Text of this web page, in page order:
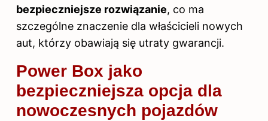
bezpieczniejsze rozwiązanie, co ma
szczególne znaczenie dla właścicieli nowych
aut, którzy obawiają się utraty gwarancji.
Power Box jako
bezpieczniejsza opcja dla
nowoczesnych pojazdów